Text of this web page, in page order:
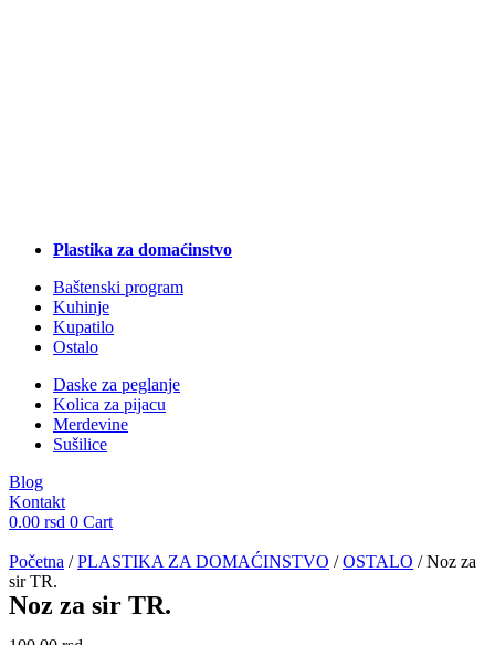
Plastika za domaćinstvo
Baštenski program
Kuhinje
Kupatilo
Ostalo
Daske za peglanje
Kolica za pijacu
Merdevine
Sušilice
Blog
Kontakt
0.00 rsd 0 Cart
Početna /PLASTIKA ZA DOMAĆINSTVO /OSTALO / Noz za
sir TR.
Noz za sir TR.